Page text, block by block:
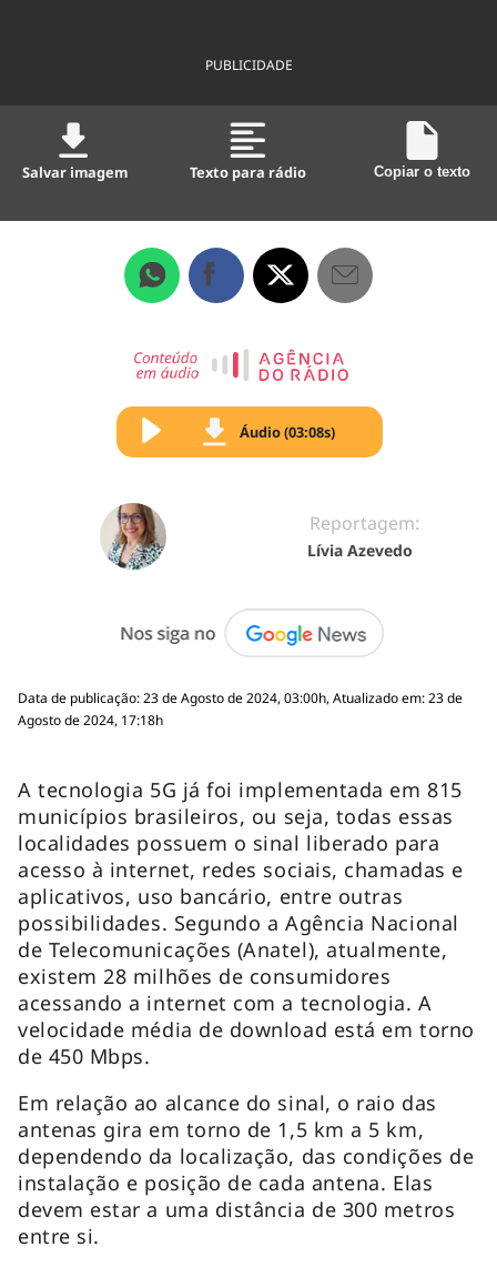
PUBLICIDADE
Salvar imagem Texto para rádio Copiar o texto
Áudio (03:08s)
Reportagem:
Lívia Azevedo
Data de publicação: 23 de Agosto de 2024, 03:00h, Atualizado em: 23 de
Agosto de 2024, 17:18h
A tecnologia 5G já foi implementada em 815
municípios brasileiros, ou seja, todas essas
localidades possuem o sinal liberado para
acesso à internet, redes sociais, chamadas e
aplicativos, uso bancário, entre outras
possibilidades. Segundo a Agência Nacional
de Telecomunicações (Anatel), atualmente,
existem 28 milhões de consumidores
acessando a internet com a tecnologia. A
velocidade média de download está em torno
de 450 Mbps.
Em relação ao alcance do sinal, o raio das
antenas gira em torno de 1,5 km a 5 km,
dependendo da localização, das condições de
instalação e posição de cada antena. Elas
devem estar a uma distância de 300 metros
entre si.